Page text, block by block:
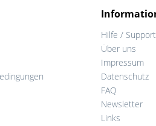
Hilfe / Support
Über uns
Impressum
Datenschutz
FAQ
Newsletter
Links